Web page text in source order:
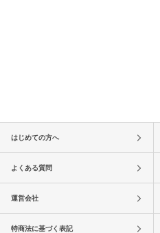
はじめての方へ
よくある質問
運営会社
特商法に基づく表記